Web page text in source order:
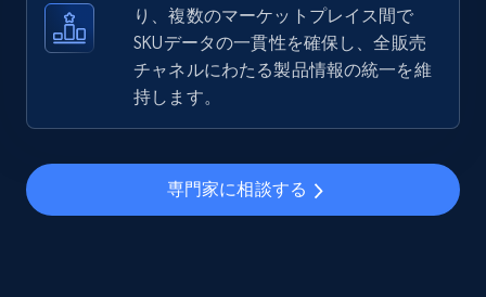
Amazon sellers info
Seller id, URL, Seller name, Description, Detailed
info, Stars, Feedbacks, Return policy, and more.
2.5K+ 378+ 今すぐ始める
り、複数のマーケットプレイス間で
SKUデータの一貫性を確保し、全販売
チャネルにわたる製品情報の統一を維
持します。
専門家に相談する